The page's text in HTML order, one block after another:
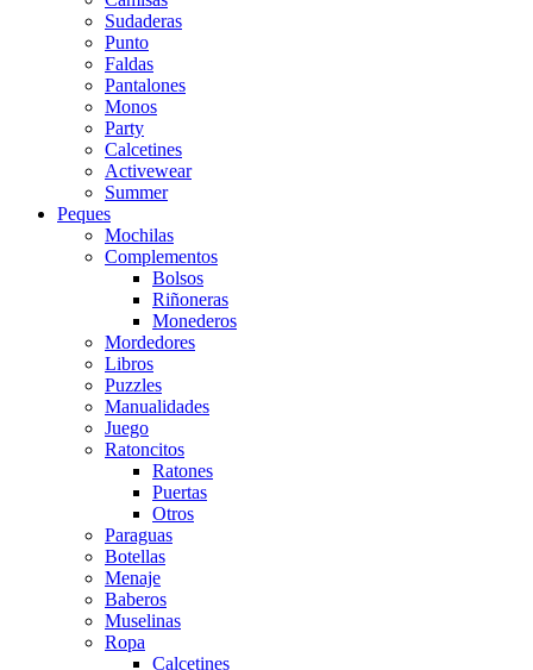
Sudaderas
Punto
Faldas
Pantalones
Monos
Party
Calcetines
Activewear
Summer
Peques
Mochilas
Complementos
Bolsos
Riñoneras
Monederos
Mordedores
Libros
Puzzles
Manualidades
Juego
Ratoncitos
Ratones
Puertas
Otros
Paraguas
Botellas
Menaje
Baberos
Muselinas
Ropa
Calcetines